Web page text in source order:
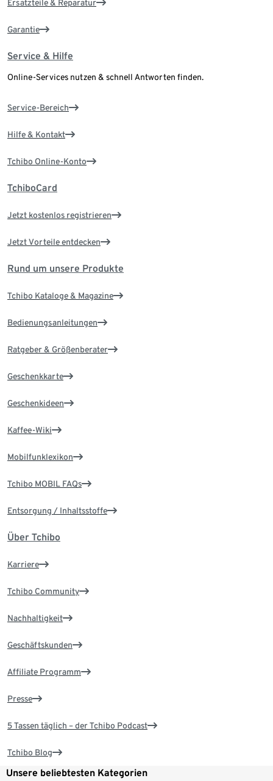
Ersatzteile & Reparatur
Garantie
Service & Hilfe
Online-Services nutzen & schnell Antworten finden.
Service-Bereich
Hilfe & Kontakt
Tchibo Online-Konto
TchiboCard
Jetzt kostenlos registrieren
Jetzt Vorteile entdecken
Rund um unsere Produkte
Tchibo Kataloge & Magazine
Bedienungsanleitungen
Ratgeber & Größenberater
Geschenkkarte
Geschenkideen
Kaffee-Wiki
Mobilfunklexikon
Tchibo MOBIL FAQs
Entsorgung / Inhaltsstoffe
Über Tchibo
Karriere
Tchibo Community
Nachhaltigkeit
Geschäftskunden
Affiliate Programm
Presse
5 Tassen täglich – der Tchibo Podcast
Tchibo Blog
Unsere beliebtesten Kategorien